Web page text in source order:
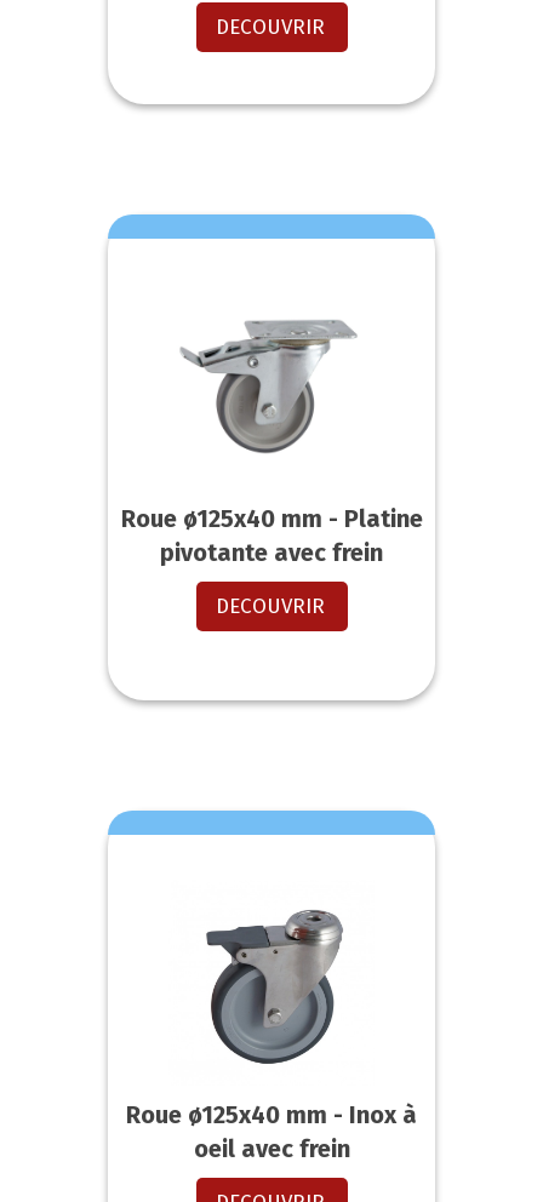
DECOUVRIR
Roue ø125x40 mm - Platine
pivotante avec frein
DECOUVRIR
Roue ø125x40 mm - Inox à
oeil avec frein